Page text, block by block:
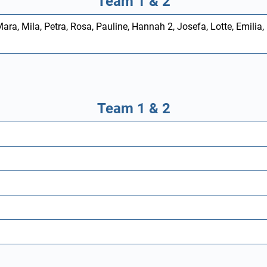
Mila, Petra, Rosa, Pauline, Hannah 2, Josefa, Lotte,
Team 1 & 2